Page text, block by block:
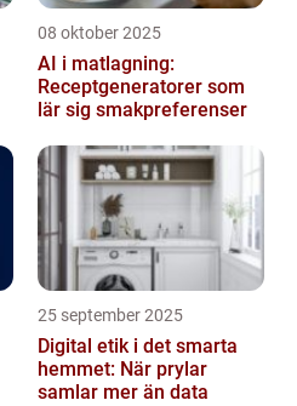
08 oktober 2025
AI i matlagning:
Receptgeneratorer som
lär sig smakpreferenser
25 september 2025
Digital etik i det smarta
hemmet: När prylar
samlar mer än data